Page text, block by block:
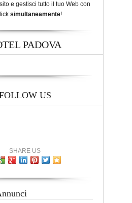
e gestisci tutto il tuo Web con
simultaneamente!
PADOVA
US
SHARE US